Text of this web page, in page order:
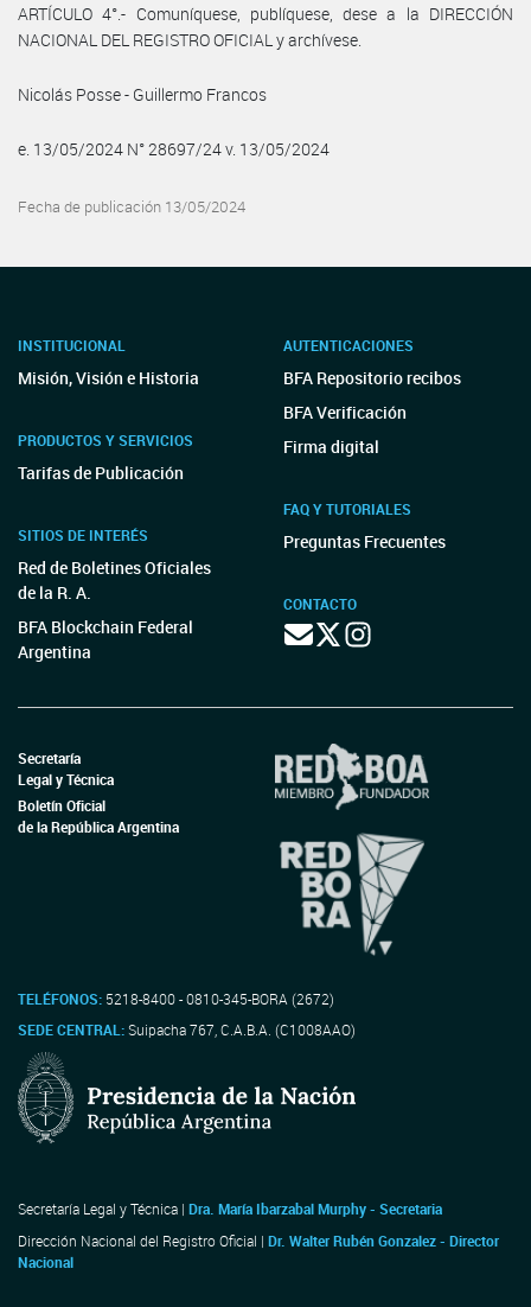
ARTÍCULO 4°.- Comuníquese, publíquese, dese a la DIRECCIÓN
NACIONAL DEL REGISTRO OFICIAL y archívese.
Nicolás Posse - Guillermo Francos
e. 13/05/2024 N° 28697/24 v. 13/05/2024
Fecha de publicación 13/05/2024
INSTITUCIONAL
Misión, Visión e Historia
PRODUCTOS Y SERVICIOS
Tarifas de Publicación
SITIOS DE INTERÉS
Red de Boletines Oficiales
de la R. A.
BFA Blockchain Federal
Argentina
AUTENTICACIONES
BFA Repositorio recibos
BFA Verificación
Firma digital
FAQ Y TUTORIALES
Preguntas Frecuentes
CONTACTO
Secretaría
Legal y Técnica
Boletín Oficial
de la República Argentina
TELÉFONOS: 5218-8400 - 0810-345-BORA (2672)
SEDE CENTRAL:Suipacha 767, C.A.B.A. (C1008AAO)
Secretaría Legal y Técnica | Dra. María Ibarzabal Murphy - Secretaria
Dirección Nacional del Registro Oficial | Dr. Walter Rubén Gonzalez - Director
Nacional